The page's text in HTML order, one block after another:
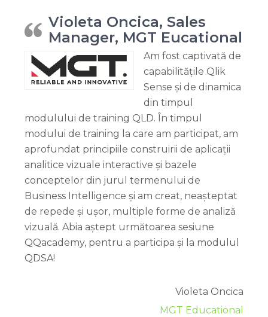
Violeta Oncica, Sales
Manager, MGT Eucational
Am fost captivată de
capabilitățile Qlik
Sense și de dinamica
din timpul
modulului de training QLD. În timpul
modului de training la care am participat, am
aprofundat principiile construirii de aplicații
analitice vizuale interactive și bazele
conceptelor din jurul termenului de
Business Intelligence și am creat, neașteptat
de repede și ușor, multiple forme de analiză
vizuală. Abia aștept următoarea sesiune
QQacademy, pentru a participa și la modulul
QDSA!
Violeta Oncica
MGT Educational